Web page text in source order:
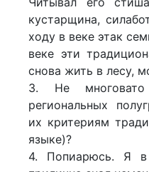
кустарщина,
ходу в веке этак
веке эти
снова жить в лесу,
3. Не
региональных
их критериям
языке)?
4. Попиарюсь. Я